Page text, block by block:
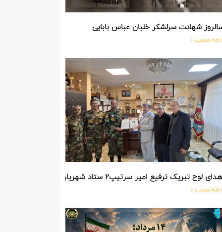
شهادت سرلشکر خلبان عباس بابایی
مطلب »
لوح تبریک ترفیع امیر سرتیپ۲ ستاد شهریار پورفضلی فرمانده تیپ ۳۶۴ شهید نصیرزاده نزاجا مستقر در مهاباد
مطلب »